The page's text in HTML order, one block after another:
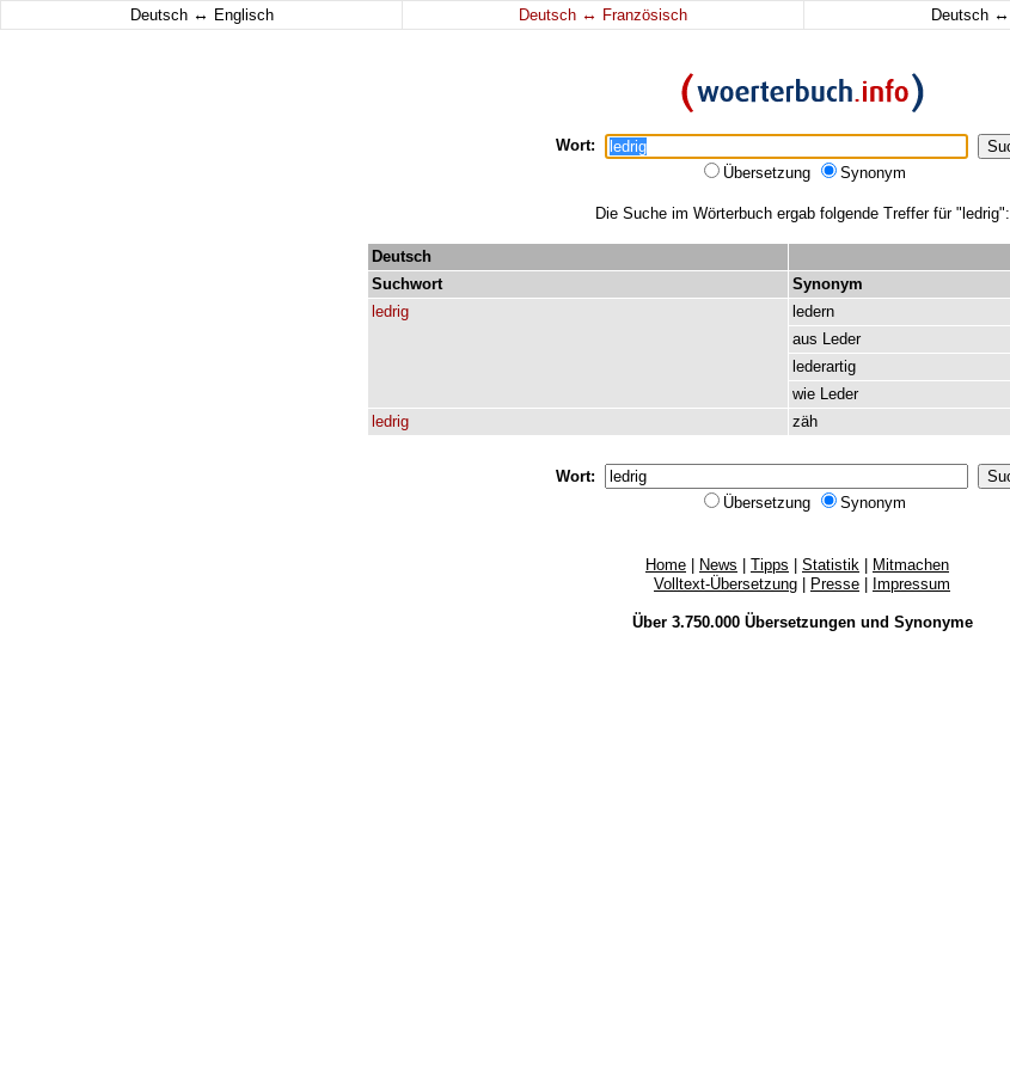
Deutsch ↔ Englisch Deutsch ↔ Französisch Deutsch ↔
Wort:
Übersetzung
Synonym
Die Suche im Wörterbuch ergab folgende Treffer für "ledrig":
Deutsch
Suchwort
Synonym
ledrig
ledern
aus Leder
lederartig
wie Leder
ledrig
zäh
Wort:
Übersetzung
Synonym
Home News Tipps Statistik
Mitmachen
Volltext-Übersetzung
Presse Impressum
Über 3.750.000 Übersetzungenund Synonyme